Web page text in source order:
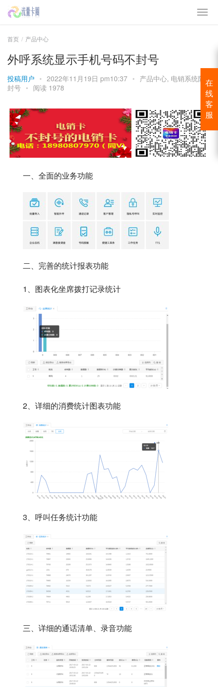
首页 产品中心
外呼系统显示手机号码不封号
投稿用户 • 2022年11月19日 pm10:37 • 产品中心, 电销系统防
封号 • 阅读 1978
一、全面的业务功能
二、完善的统计报表功能
1、图表化坐席拨打记录统计
2、详细的消费统计图表功能
3、呼叫任务统计功能
三、详细的通话清单、录音功能
在
线
客
服